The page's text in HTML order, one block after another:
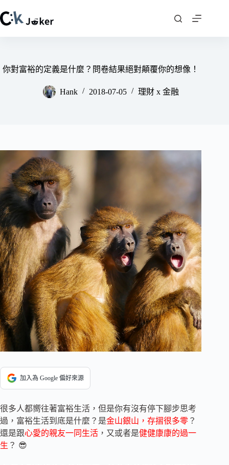
至
容你對富裕的定義是什麼？問卷結果絕對顛覆你的想像！
Hank 2018-07-05 理財 x 金融
加入為 Google 偏好來源
很多人都嚮往著富裕生活，但是你有沒有停下腳步思考
過，富裕生活到底是什麼？是金山銀山，存摺很多零 ？
還是跟心愛的親友一同生活 ，又或者是健健康康的過一
生 ？ 😎